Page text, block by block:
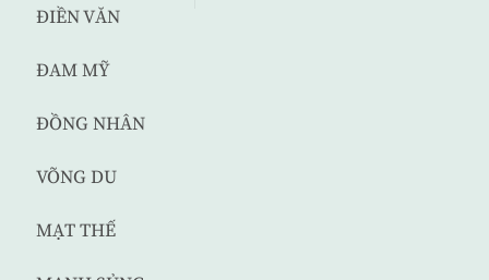
ĐIỀN VĂN
ĐAM MỸ
ĐỒNG NHÂN
VÕNG DU
MẠT THẾ